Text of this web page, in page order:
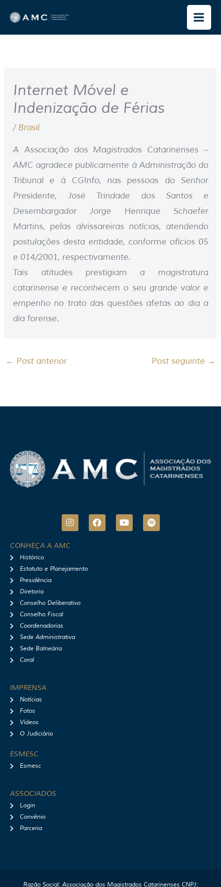
para
o
Internet Móvel e
Indenização de Férias
/ Brasil
A Associação dos Magistrados Catarinenses –
AMC agradece publicamente à Administração do
Tribunal e à CGInfo, nas pessoas do Senhor
Presidente, José Trindade dos Santos e
Desembargador Jorge Henrique Schaefer
Martins, pelas alvissareiras notícias, atendendo
postulações desta entidade, conforme ofícios 05
e 014/2001, respectivamente.
Tais atitudes prestigiam a magistratura
catarinense e reconhecem o seu grande valor e
empenho no trato das questões afetas ao dia a
dia forense.
← Post anterior Post seguinte →
I
n
t
r
F
a
Y
o
S
p
CONHEÇA A AMC
Histórico
Estatuto e Planejamento
Presidência
Diretoria
Conselho Deliberativo
Conselho Fiscal
Coordenadorias
Sede Administrativa
Sede Balneária
Coral
IMPRENSA
Notícias
Fotos
Vídeos
O Judiciário
ESMESC
Esmesc
ASSOCIADOS
Login
Convênio
Parceria
Razão Social: Associação dos Magistrados Catarinenses CNPJ: